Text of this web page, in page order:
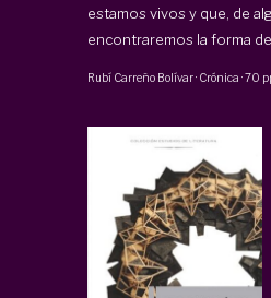
estamos vivos y que, de
encontraremos la forma
Rubí Carreño Bolívar· Crónica ·70